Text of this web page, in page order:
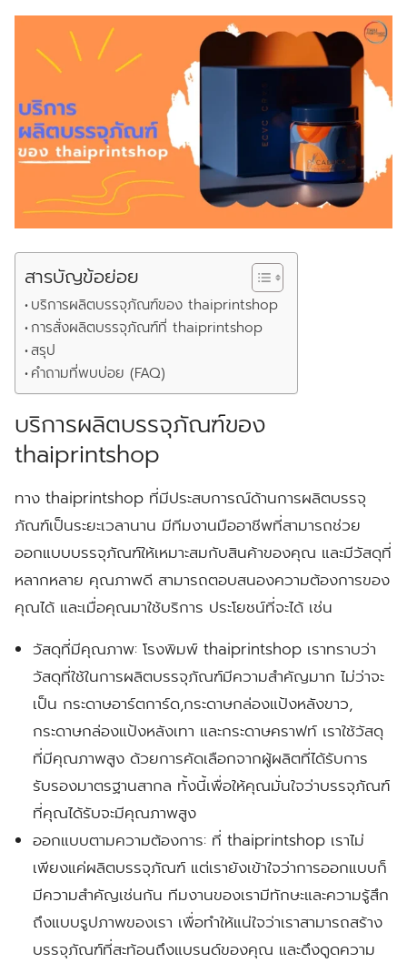
สารบัญข้อย่อย
บริการผลิตบรรจุภัณฑ์ของ thaiprintshop
การสั่งผลิตบรรจุภัณฑ์ที่ thaiprintshop
สรุป
คำถามที่พบบ่อย (FAQ)
บริการผลิตบรรจุภัณฑ์ของ
thaiprintshop
ทาง thaiprintshop ที่มีประสบการณ์ด้านการผลิตบรรจุ
ภัณฑ์เป็นระยะเวลานาน มีทีมงานมืออาชีพที่สามารถช่วย
ออกแบบบรรจุภัณฑ์ให้เหมาะสมกับสินค้าของคุณ และมีวัสดุที่
หลากหลาย คุณภาพดี สามารถตอบสนองความต้องการของ
คุณได้ และเมื่อคุณมาใช้บริการ ประโยชน์ที่จะได้ เช่น
วัสดุที่มีคุณภาพ:โรงพิมพ์ thaiprintshop เราทราบว่า
วัสดุที่ใช้ในการผลิตบรรจุภัณฑ์มีความสำคัญมาก ไม่ว่าจะ
เป็น กระดาษอาร์ตการ์ด,กระดาษกล่องแป้งหลังขาว,
กระดาษกล่องแป้งหลังเทา และกระดาษคราฟท์ เราใช้วัสดุ
ที่มีคุณภาพสูง ด้วยการคัดเลือกจากผู้ผลิตที่ได้รับการ
รับรองมาตรฐานสากล ทั้งนี้เพื่อให้คุณมั่นใจว่าบรรจุภัณฑ์
ที่คุณได้รับจะมีคุณภาพสูง
ออกแบบตามความต้องการ: ที่ thaiprintshop เราไม่
เพียงแค่ผลิตบรรจุภัณฑ์ แต่เรายังเข้าใจว่าการออกแบบก็
มีความสำคัญเช่นกัน ทีมงานของเรามีทักษะและความรู้สึก
ถึงแบบรูปภาพของเรา เพื่อทำให้แน่ใจว่าเราสามารถสร้าง
บรรจุภัณฑ์ที่สะท้อนถึงแบรนด์ของคุณ และดึงดูดความ